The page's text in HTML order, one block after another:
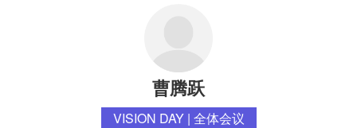
曹腾跃
VISION DAY | 全体会议